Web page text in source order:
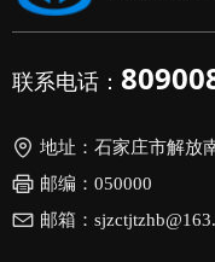
地址： 石家庄市解放
邮编： 050000
邮箱：
联系电话：